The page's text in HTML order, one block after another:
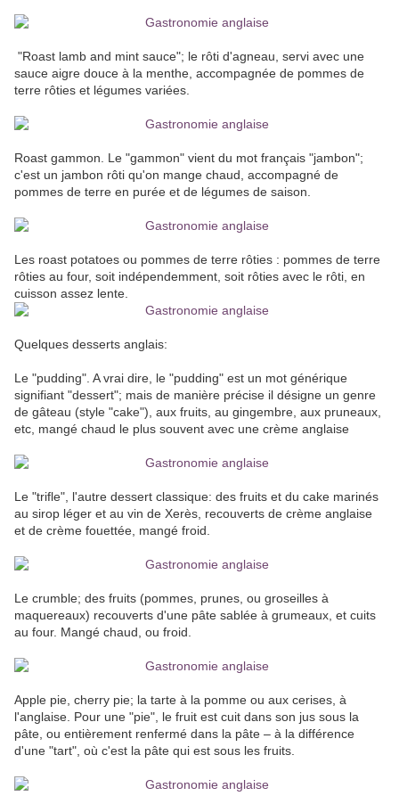
"Roast lamb and mint sauce"; le rôti d'agneau, servi avec une
sauce aigre douce à la menthe, accompagnée de pommes de
terre rôties et légumes variées.
Roast gammon. Le "gammon" vient du mot français "jambon";
c'est un jambon rôti qu'on mange chaud, accompagné de
pommes de terre en purée et de légumes de saison.
Les roast potatoes ou pommes de terre rôties : pommes de terre
rôties au four, soit indépendemment, soit rôties avec le rôti, en
cuisson assez lente.
Quelques desserts anglais:
Le "pudding". A vrai dire, le "pudding" est un mot générique
signifiant "dessert"; mais de manière précise il désigne un genre
de gâteau (style "cake"), aux fruits, au gingembre, aux pruneaux,
etc, mangé chaud le plus souvent avec une crème anglaise
Le "trifle", l'autre dessert classique: des fruits et du cake marinés
au sirop léger et au vin de Xerès, recouverts de crème anglaise
et de crème fouettée, mangé froid.
Le crumble; des fruits (pommes, prunes, ou groseilles à
maquereaux) recouverts d'une pâte sablée à grumeaux, et cuits
au four. Mangé chaud, ou froid.
Apple pie, cherry pie; la tarte à la pomme ou aux cerises, à
l'anglaise. Pour une "pie", le fruit est cuit dans son jus sous la
pâte, ou entièrement renfermé dans la pâte – à la différence
d'une "tart", où c'est la pâte qui est sous les fruits.